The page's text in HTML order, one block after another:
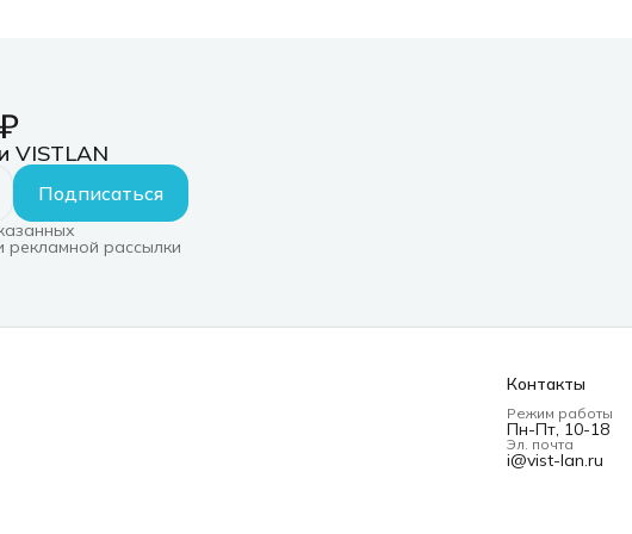
VISTLAN
Подписаться
рассылки
Контакты
Режим работы
Пн-Пт, 10-18
Эл. почта
i@vist-lan.ru